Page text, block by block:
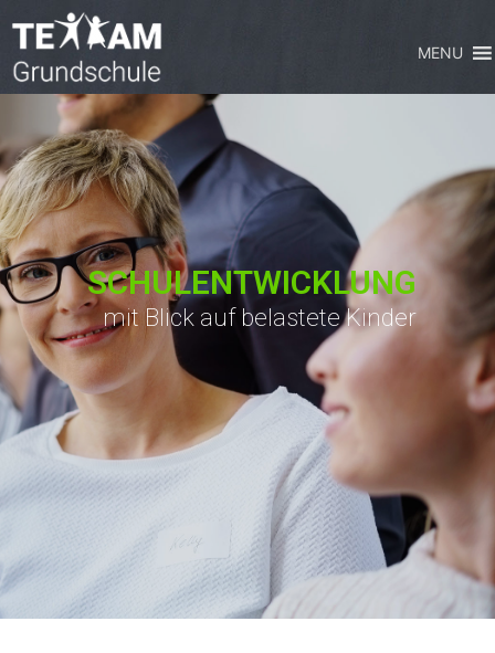
MENU
SCHULENTWICKLUNG
mit Blick auf belastete Kinder